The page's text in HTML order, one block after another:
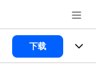
下载